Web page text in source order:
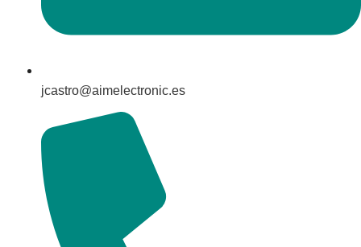
jcastro@aimelectronic.es